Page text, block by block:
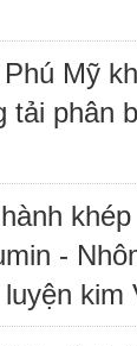
Mỹ
tải phân
-
kim